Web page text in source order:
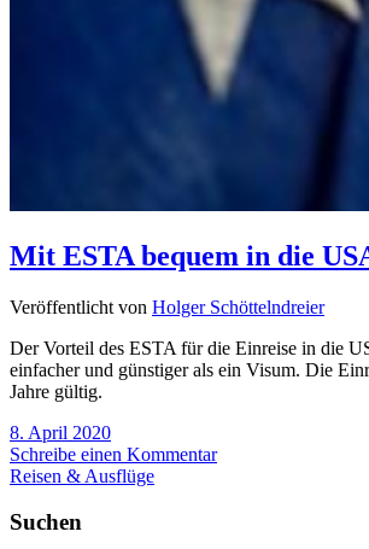
Mit ESTA bequem in die
Veröffentlicht von Holger Schöttelndreier
Der Vorteil des ESTA für die Einreise in die
einfacher und günstiger als ein Visum. Die
Jahre gültig.
8. April 2020
Schreibe einen Kommentar
Reisen & Ausflüge
Suchen